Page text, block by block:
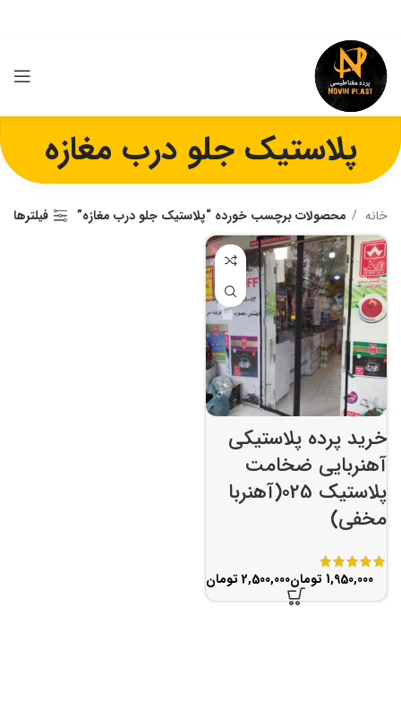
پلاستیک جلو درب مغازه
خانه محصولات برچسب خورده “پلاستیک جلو درب مغازه” فیلترها
خرید پرده پلاستیکی
آهنربایی ضخامت
پلاستیک 025(آهنربا
مخفی)
تومان تومان